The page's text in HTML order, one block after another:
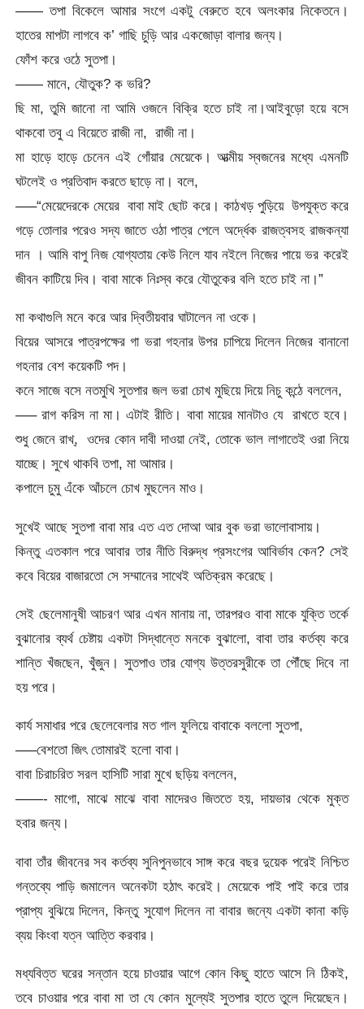
—— তপা বিকেলে আমার সংগে একটু বেরুতে হবে অলংকার নিকেতনে।
হাতের মাপটা লাগবে ক’ গাছি চুড়ি আর একজোড়া বালার জন্য।
ফোঁশ করে ওঠে সুতপা।
—— মানে, যৌতুক? ক ভরি?
ছি মা, তুমি জানো না আমি ওজনে বিক্রি হতে চাই না।আইবুড়ো হয়ে বসে
থাকবো তবু এ বিয়েতে রাজী না, রাজী না।
মা হাড়ে হাড়ে চেনেন এই গোঁয়ার মেয়েকে। আত্মীয় স্বজনের মধ্যে এমনটি
ঘটলেই ও প্রতিবাদ করতে ছাড়ে না। বলে,
—–“মেয়েদেরকে মেয়ের বাবা মাই ছোট করে। কাঠখড় পুড়িয়ে উপযুক্ত করে
গড়ে তোলার পরেও সদ্য জাতে ওঠা পাত্র পেলে অর্দ্ধেক রাজত্বসহ রাজকন্যা
দান । আমি বাপু নিজ যোগ্যতায় কেউ নিলে যাব নইলে নিজের পায়ে ভর করেই
জীবন কাটিয়ে দিব। বাবা মাকে নিঃস্ব করে যৌতুকের বলি হতে চাই না।”
মা কথাগুলি মনে করে আর দ্বিতীয়বার ঘাটালেন না ওকে।
বিয়ের আসরে পাত্রপক্ষের গা ভরা গহনার উপর চাপিয়ে দিলেন নিজের বানানো
গহনার বেশ কয়েকটি পদ।
কনে সাজে বসে নতমুখি সুতপার জল ভরা চোখ মুছিয়ে দিয়ে নিচু কন্ঠে বললেন,
—– রাগ করিস না মা। এটাই রীতি। বাবা মায়ের মানটাও যে রাখতে হবে।
শুধু জেনে রাখ্, ওদের কোন দাবী দাওয়া নেই, তোকে ভাল লাগাতেই ওরা নিয়ে
যাচ্ছে। সুখে থাকবি তপা, মা আমার।
কপালে চুমু এঁকে আঁচলে চোখ মুছলেন মাও।
সুখেই আছে সুতপা বাবা মার এত এত দোআ আর বুক ভরা ভালোবাসায়।
কিন্তু এতকাল পরে আবার তার নীতি বিরুদ্ধ প্রসংগের আবির্ভাব কেন? সেই
কবে বিয়ের বাজারতো সে সম্মানের সাথেই অতিক্রম করেছে।
সেই ছেলেমানুষী আচরণ আর এখন মানায় না, তারপরও বাবা মাকে যুক্তি তর্কে
বুঝানোর ব্যর্থ চেষ্টায় একটা সিদ্ধান্তে মনকে বুঝালো, বাবা তার কর্তব্য করে
শান্তি খঁজছেন, খুঁজুন। সুতপাও তার যোগ্য উত্তরসুরীকে তা পৌঁছে দিবে না
হয় পরে।
কার্য সমাধার পরে ছেলেবেলার মত গাল ফুলিয়ে বাবাকে বললো সুতপা,
—–বেশতো জিৎ তোমারই হলো বাবা।
বাবা চিরাচরিত সরল হাসিটি সারা মুখে ছড়িয় বললেন,
——- মাগো, মাঝে মাঝে বাবা মাদেরও জিততে হয়, দায়ভার থেকে মুক্ত
হবার জন্য।
বাবা তাঁর জীবনের সব কর্তব্য সুনিপুনভাবে সাঙ্গ করে বছর দুয়েক পরেই নিশ্চিত
গন্তব্যে পাড়ি জমালেন অনেকটা হঠাৎ করেই। মেয়েকে পাই পাই করে তার
প্রাপ্য বুঝিয়ে দিলেন, কিন্তু সুযোগ দিলেন না বাবার জন্যে একটা কানা কড়ি
ব্যয় কিংবা যত্ন আত্তি করবার।
মধ্যবিত্ত ঘরের সন্তান হয়ে চাওয়ার আগে কোন কিছু হাতে আসে নি ঠিকই,
তবে চাওয়ার পরে বাবা মা তা যে কোন মুল্যেই সুতপার হাতে তুলে দিয়েছেন।